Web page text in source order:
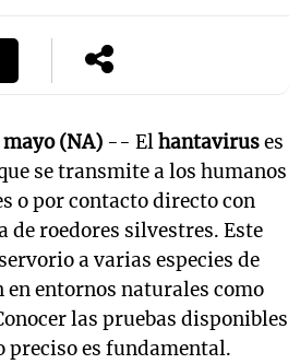
mayo (NA) -- Elhantaviruses
se transmite a los humanos
o por contacto directo con
de roedores silvestres. Este
a varias especies de
en entornos naturales como
las pruebas disponibles
preciso es fundamental.